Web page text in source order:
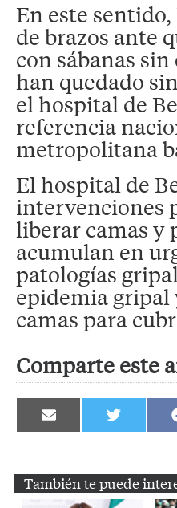
En este
de brazos ante
con sábanas
han quedado
el hospital de
referencia
metropolitana
El hospital de
intervenciones
liberar camas y
acumulan en
patologías
epidemia gripal
camas para
Comparte este
Compartir
en
Compartir
en
También te puede